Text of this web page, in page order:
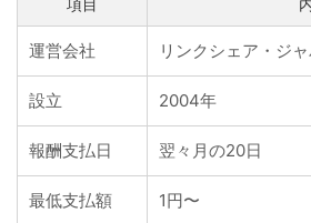
運営会社 リンクシェア・ジ
設立 2004年
報酬支払日 翌々月の20日
最低支払額 1円〜